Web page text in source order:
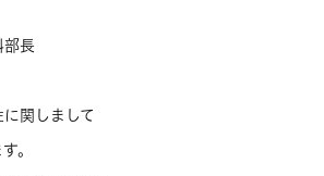
部長
関しまして
。